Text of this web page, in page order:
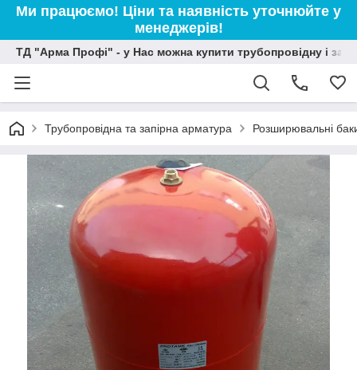
Ми працюємо! Ціни та наявність уточнюйте у
менеджерів!
ТД "Арма Профі" - у Нас можна купити трубопровідну і
Трубопровідна та запірна арматура Розширювальні